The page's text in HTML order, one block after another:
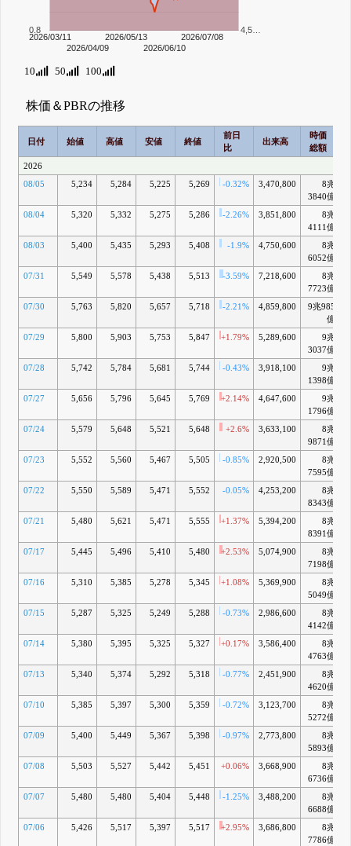
2026/03/11
2026/04/09
2026/05/13
2026/06/10
2026/07/08
0.8 4,5…
10 50 100
株価＆PBRの推移
日付 始値 高値 安値 終値
前日
比
出来高
時価
総額
2026
08/05
5,234 5,284 5,225 5,269 -0.32% 3,470,800
8兆
3840億
08/04 5,320 5,332 5,275 5,286 -2.26% 3,851,800
8兆
4111億
08/03 5,400 5,435 5,293 5,408 -1.9% 4,750,600
8兆
6052億
07/31 5,549 5,578 5,438 5,513 -3.59% 7,218,600
8兆
7723億
07/30 5,763 5,820 5,657 5,718 -2.21% 4,859,800
9兆985
億
07/29 5,800 5,903 5,753 5,847 +1.79% 5,289,600
9兆
3037億
07/28 5,742 5,784 5,681 5,744 -0.43% 3,918,100
9兆
1398億
07/27 5,656 5,796 5,645 5,769 +2.14% 4,647,600
9兆
1796億
07/24 5,579 5,648 5,521 5,648 +2.6% 3,633,100
8兆
9871億
07/23 5,552 5,560 5,467 5,505 -0.85% 2,920,500
8兆
7595億
07/22 5,550 5,589 5,471 5,552 -0.05% 4,253,200
8兆
8343億
07/21 5,480 5,621 5,471 5,555 +1.37% 5,394,200
8兆
8391億
07/17 5,445 5,496 5,410 5,480 +2.53% 5,074,900
8兆
7198億
07/16 5,310 5,385 5,278 5,345 +1.08% 5,369,900
8兆
5049億
07/15 5,287 5,325 5,249 5,288 -0.73% 2,986,600
8兆
4142億
07/14 5,380 5,395 5,325 5,327 +0.17% 3,586,400
8兆
4763億
07/13 5,340 5,374 5,292 5,318 -0.77% 2,451,900
8兆
4620億
07/10 5,385 5,397 5,300 5,359 -0.72% 3,123,700
8兆
5272億
07/09 5,400 5,449 5,367 5,398 -0.97% 2,773,800
8兆
5893億
07/08 5,503 5,527 5,442 5,451 +0.06% 3,668,900
8兆
6736億
07/07 5,480 5,480 5,404 5,448 -1.25% 3,488,200
8兆
6688億
07/06 5,426 5,517 5,397 5,517 +2.95% 3,686,800
8兆
7786億